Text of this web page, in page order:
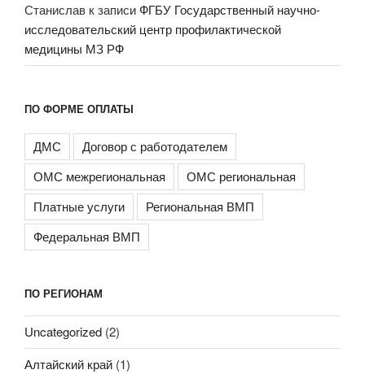
Станислав к записиФГБУ Государственный научно-
исследовательский центр профилактической
медицины МЗ РФ
ПО ФОРМЕ ОПЛАТЫ
ДМС
Договор с работодателем
ОМС межрегиональная
ОМС региональная
Платные услуги
Региональная ВМП
Федеральная ВМП
ПО РЕГИОНАМ
Uncategorized (2)
Алтайский край (1)